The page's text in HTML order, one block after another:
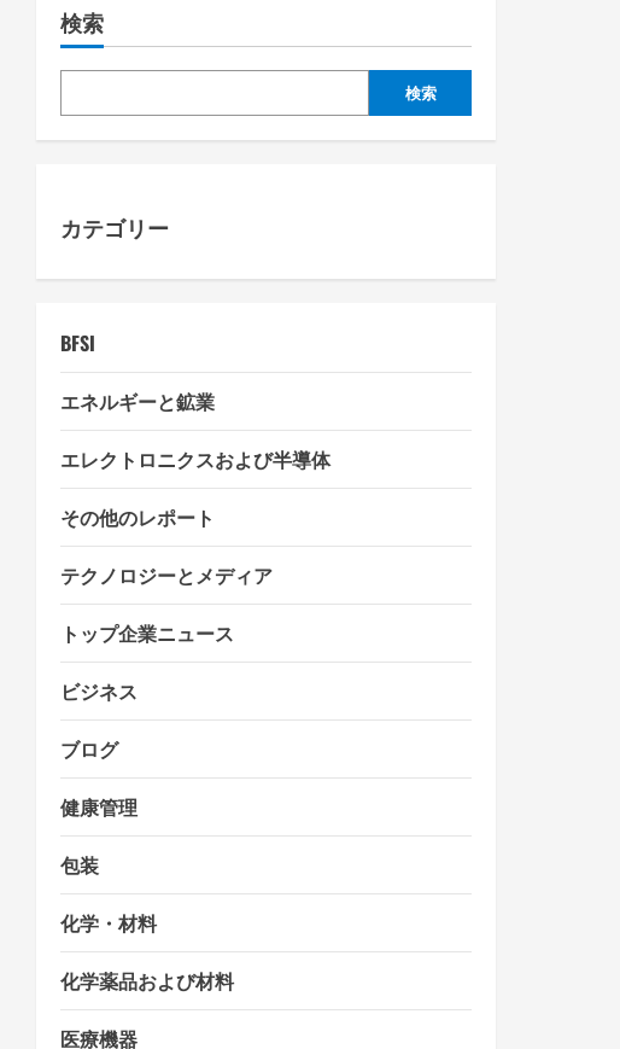
v
i
g
t
i
n
検索
検索
カテゴリー
BFSI
エネルギーと鉱業
エレクトロニクスおよび半導体
その他のレポート
テクノロジーとメディア
トップ企業ニュース
ビジネス
ブログ
健康管理
包装
化学・材料
化学薬品および材料
医療機器